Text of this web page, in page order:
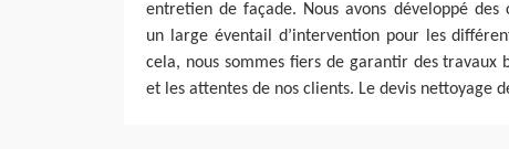
entretien de façade. Nous avons développé des
un large éventail d’intervention pour les
cela, nous sommes fiers de garantir des travaux
et les attentes de nos clients. Le devis nettoyage